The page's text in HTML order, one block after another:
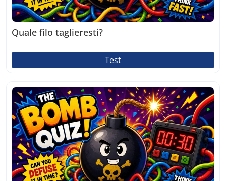
Quale filo taglieresti?
Test